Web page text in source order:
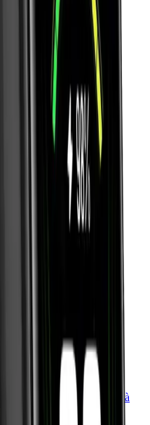
Strava
Artérielle
Artérielle Sport
Course à